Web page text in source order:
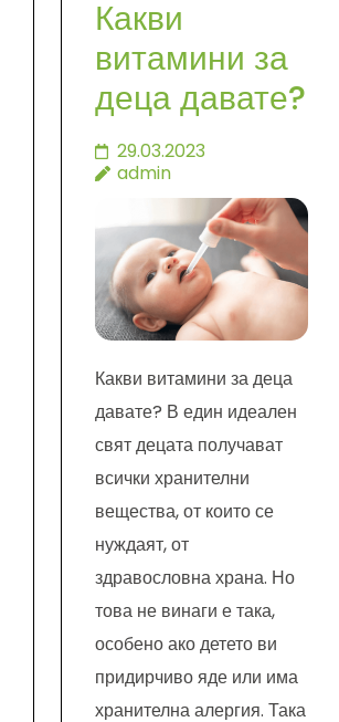
Какви
витамини за
деца давате?
29.03.2023
admin
Какви витамини за деца
давате? В един идеален
свят децата получават
всички хранителни
вещества, от които се
нуждаят, от
здравословна храна. Но
това не винаги е така,
особено ако детето ви
придирчиво яде или има
хранителна алергия. Така